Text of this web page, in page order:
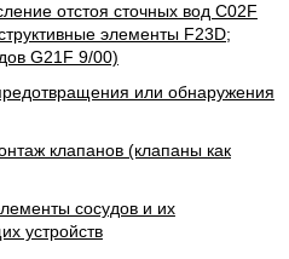
отстоя сточных вод C02F
элементы F23D;
G21F 9/00)
или обнаружения
клапанов (клапаны как
сосудов и их
устройств